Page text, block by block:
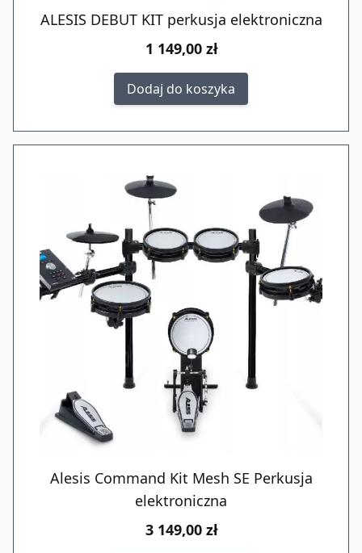
ALESIS DEBUT KIT perkusja elektroniczna
1 149,00 zł
Dodaj do koszyka
Alesis Command Kit Mesh SE Perkusja
elektroniczna
3 149,00 zł